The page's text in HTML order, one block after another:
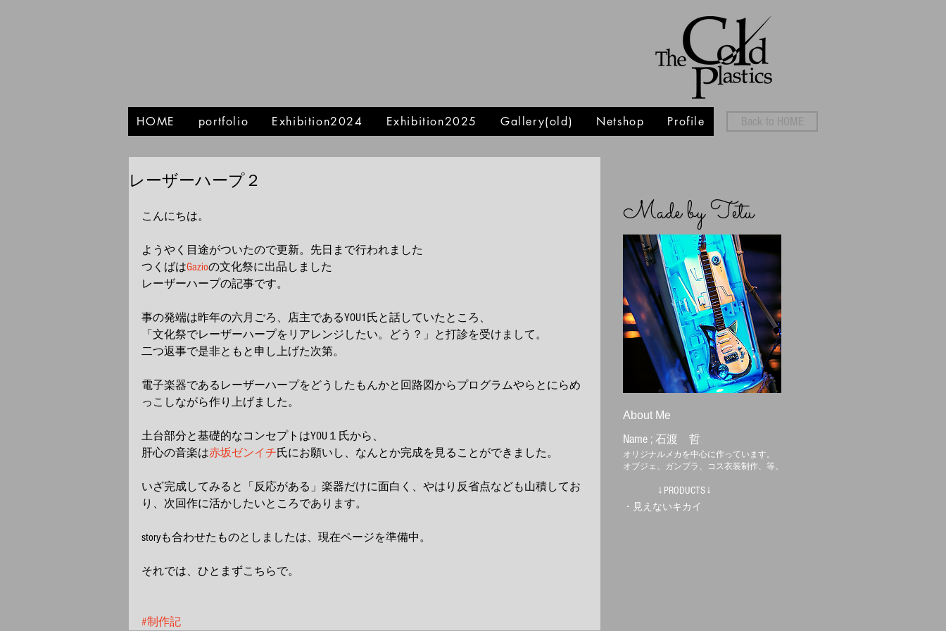
HOME portfolio Exhibition2024 Exhibition2025 Gallery(old) Netshop Profile Back to HOME
レーザーハープ２
こんにちは。
ようやく目途がついたので更新。先日まで行われました
つくばはGazioの文化祭に出品しました
レーザーハープの記事です。
事の発端は昨年の六月ごろ、店主であるYOU1氏と話していたところ、
「文化祭でレーザーハープをリアレンジしたい。どう？」と打診を受けまして。
二つ返事で是非ともと申し上げた次第。
電子楽器であるレーザーハープをどうしたもんかと回路図からプログラムやらとにらめ
っこしながら作り上げました。
土台部分と基礎的なコンセプトはYOU１氏から、
肝心の音楽は赤坂ゼンイチ氏にお願いし、なんとか完成を見ることができました。
いざ完成してみると「反応がある」楽器だけに面白く、やはり反省点なども山積してお
り、次回作に活かしたいところであります。
storyも合わせたものとしましたは、現在ページを準備中。
それでは、ひとまずこちらで。
#制作記
Made by Tetu
About Me
Name ; 石渡 哲
オリジナルメカを中心に作っています。
オブジェ、ガンプラ、コス衣装制作、等。
↓PRODUCTS↓
・見えないキカイ